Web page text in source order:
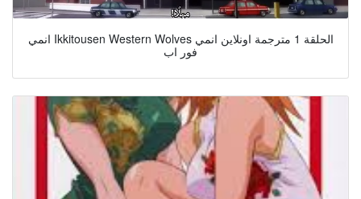
انمي Ikkitousen Western Wolves الحلقة 1 مترجمة اونلاين انمي
فور اب